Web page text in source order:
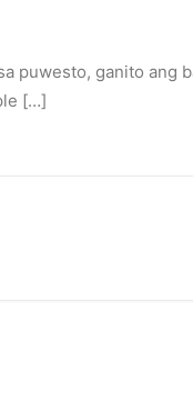
puwesto, ganito ang
[…]